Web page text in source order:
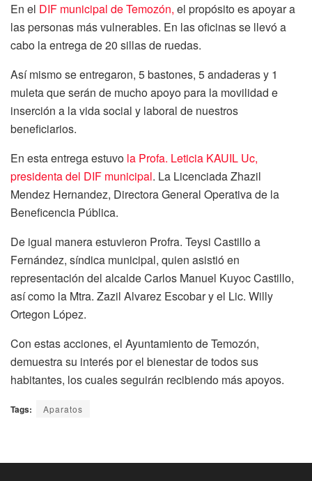
En el DIF municipal de Temozón, el propósito es apoyar a
las personas más vulnerables. En las oficinas se llevó a
cabo la entrega de 20 sillas de ruedas.
Así mismo se entregaron, 5 bastones, 5 andaderas y 1
muleta que serán de mucho apoyo para la movilidad e
inserción a la vida social y laboral de nuestros
beneficiarios.
En esta entrega estuvo la Profa. Leticia KAUIL Uc,
presidenta del DIF municipal. La Licenciada Zhazil
Mendez Hernandez, Directora General Operativa de la
Beneficencia Pública.
De igual manera estuvieron Profra. Teysi Castillo a
Fernández, síndica municipal, quien asistió en
representación del alcalde Carlos Manuel Kuyoc Castillo,
así como la Mtra. Zazil Alvarez Escobar y el Lic. Willy
Ortegon López.
Con estas acciones, el Ayuntamiento de Temozón,
demuestra su interés por el bienestar de todos sus
habitantes, los cuales seguirán recibiendo más apoyos.
Tags: Aparatos